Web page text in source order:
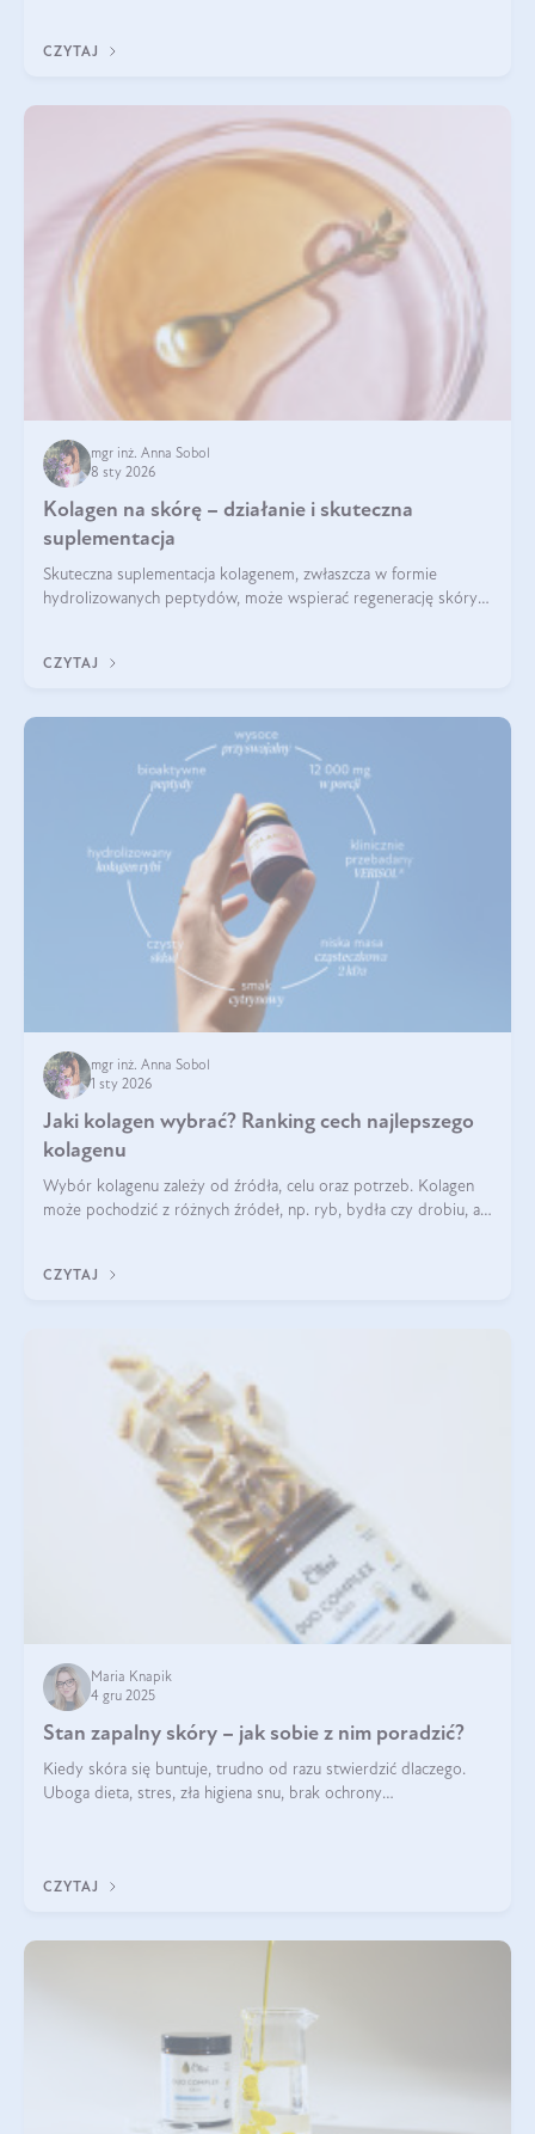
CZYTAJ
mgr inż. Anna Sobol
8 sty 2026
Kolagen na skórę – działanie i skuteczna
suplementacja
Skuteczna suplementacja kolagenem, zwłaszcza w formie
hydrolizowanych peptydów, może wspierać regenerację skóry i
CZYTAJ
mgr inż. Anna Sobol
1 sty 2026
Jaki kolagen wybrać? Ranking cech najlepszego
kolagenu
Wybór kolagenu zależy od źródła, celu oraz potrzeb. Kolagen
może pochodzić z różnych źródeł, np. ryb, bydła czy drobiu, a
bydlęcy.
CZYTAJ
Maria Knapik
4 gru 2025
Stan zapalny skóry – jak sobie z nim poradzić?
Kiedy skóra się buntuje, trudno od razu stwierdzić dlaczego.
Uboga dieta, stres, zła higiena snu, brak ochrony
CZYTAJ